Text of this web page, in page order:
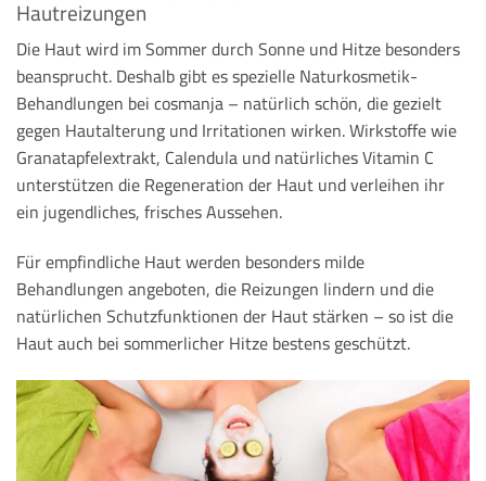
Hautreizungen
Die Haut wird im Sommer durch Sonne und Hitze besonders
beansprucht. Deshalb gibt es spezielle Naturkosmetik-
Behandlungen bei cosmanja – natürlich schön, die gezielt
gegen Hautalterung und Irritationen wirken. Wirkstoffe wie
Granatapfelextrakt, Calendula und natürliches Vitamin C
unterstützen die Regeneration der Haut und verleihen ihr
ein jugendliches, frisches Aussehen.
Für empfindliche Haut werden besonders milde
Behandlungen angeboten, die Reizungen lindern und die
natürlichen Schutzfunktionen der Haut stärken – so ist die
Haut auch bei sommerlicher Hitze bestens geschützt.